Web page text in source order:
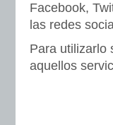
Facebook,
las redes
Para utilizarlo
aquellos